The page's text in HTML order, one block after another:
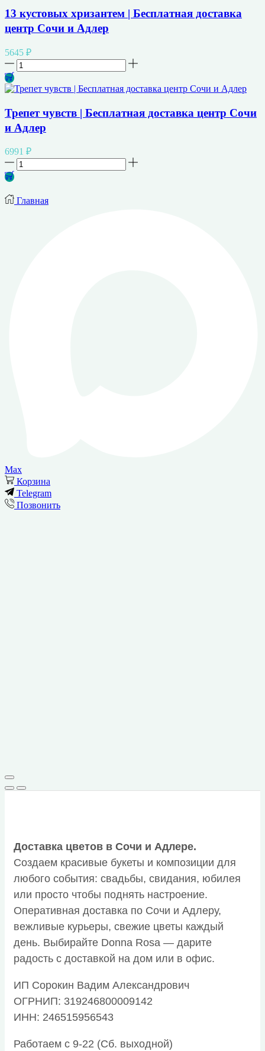
13 кустовых хризантем | Бесплатная доставка
центр Сочи и Адлер
5645 ₽
Количество
товара
13
кустовых
|
Бесплатная
центр
Сочи
и
Трепет чувств | Бесплатная доставка центр Сочи
и Адлер
6991 ₽
Количество
товара
|Главная
Max
Корзина
Telegram
Позвонить
Доставка цветов в Сочи и Адлере.
Создаем красивые букеты и композиции для
любого события: свадьбы, свидания, юбилея
или просто чтобы поднять настроение.
Оперативная доставка по Сочи и Адлеру,
вежливые курьеры, свежие цветы каждый
день. Выбирайте Donna Rosa — дарите
радость с доставкой на дом или в офис.
ИП Сорокин Вадим Александрович
ОГРНИП: 319246800009142
ИНН: 246515956543
Работаем с 9-22 (Сб. выходной)